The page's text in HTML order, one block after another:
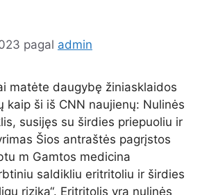
pagal admin
matėte daugybę žiniasklaidos
kaip ši iš CNN naujienų: Nulinės
susijęs su širdies priepuoliu ir
Šios antraštės pagrįstos
m Gamtos medicina
saldikliu eritritoliu ir širdies
rizika“. Eritritolis yra nulinės